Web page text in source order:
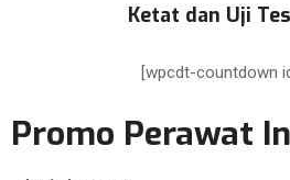
Ketat dan Uji
[wpcdt-countdown
Promo Perawat